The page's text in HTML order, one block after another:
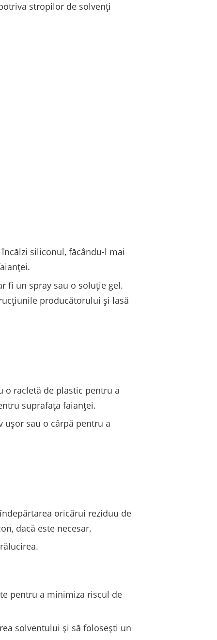
stropilor de solvenți
siliconul, făcându-l mai
fi un spray sau o soluție gel.
producătorului și lasă
o racletă de plastic pentru a
suprafața faianței.
ușor sau o cârpă pentru a
oricărui reziduu de
dacă este necesar.
pentru a minimiza riscul de
solventului și să folosești un